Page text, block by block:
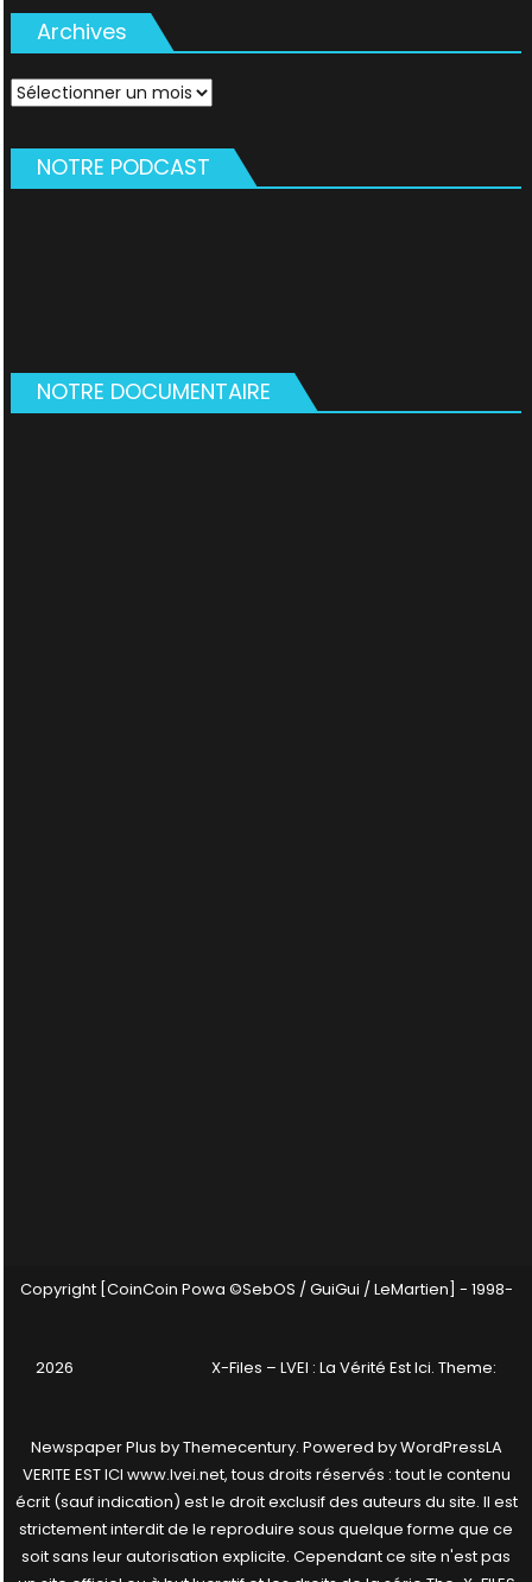
Archives
Archives
NOTRE PODCAST
NOTRE DOCUMENTAIRE
Copyright [CoinCoin Powa ©SebOS / GuiGui / LeMartien] - 1998-
2026 X-Files – LVEI : La Vérité Est Ici. Theme:
Newspaper Plus byThemecentury. Powered byWordPressLA
VERITE EST ICI www.lvei.net, tous droits réservés : tout le contenu
écrit (sauf indication) est le droit exclusif des auteurs du site. Il est
strictement interdit de le reproduire sous quelque forme que ce
soit sans leur autorisation explicite. Cependant ce site n'est pas